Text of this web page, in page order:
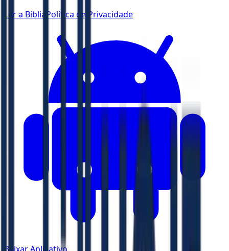
Ler a Bíblia Política de Privacidade